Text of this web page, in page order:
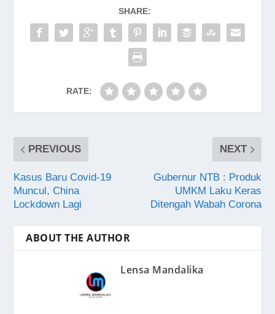
SHARE:
RATE:
PREVIOUS
Kasus Baru Covid-19
Muncul, China
Lockdown Lagi
NEXT
Gubernur NTB : Produk
UMKM Laku Keras
Ditengah Wabah Corona
ABOUT THE AUTHOR
Lensa Mandalika